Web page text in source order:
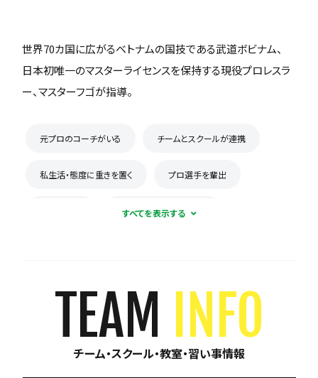
世界70カ国に広がるベトナムの国技である武道ボビナム、
日本初唯一のマスターライセンスを保持する現役プロレスラ
ー、マスターフゴが指導。
元プロのコーチがいる チームとスクールが連携
私生活・態度に重きを置く プロ選手を輩出
コーチとの距離感が近い
レディースチーム 少数精鋭 楽しくが第一
積極的に体験受け入れ 新人が溶け込みやすい
TEAM INFO
チーム・スクール・教室・習い事情報